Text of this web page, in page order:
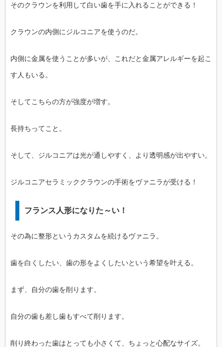
そのクラウンを利用して白い歯を手に入れることができる！
クラウンの内側にジルコニアを使うのだ。
内側に金属を使うことが多いが、これだと金属アレルギーを起こ
す人もいる。
そしてこちらの方が強度が増す。
長持ちってこと。
そして、ジルコニアは光が通しやすく、より透明感が出やすい。
ジルコニアセラミッククラウンの手術をヴァニラが受ける！
フランス人形になりた～い！
その為に整形というカスタムを続けるヴァニラ。
歯を白くしたい、歯の形をよくしたいという希望を叶える。
まず、自分の歯を削ります。
自分の歯も差し歯もすべて削ります。
削り終わった歯はとっても小さくて、ちょっと心配なサイズ。